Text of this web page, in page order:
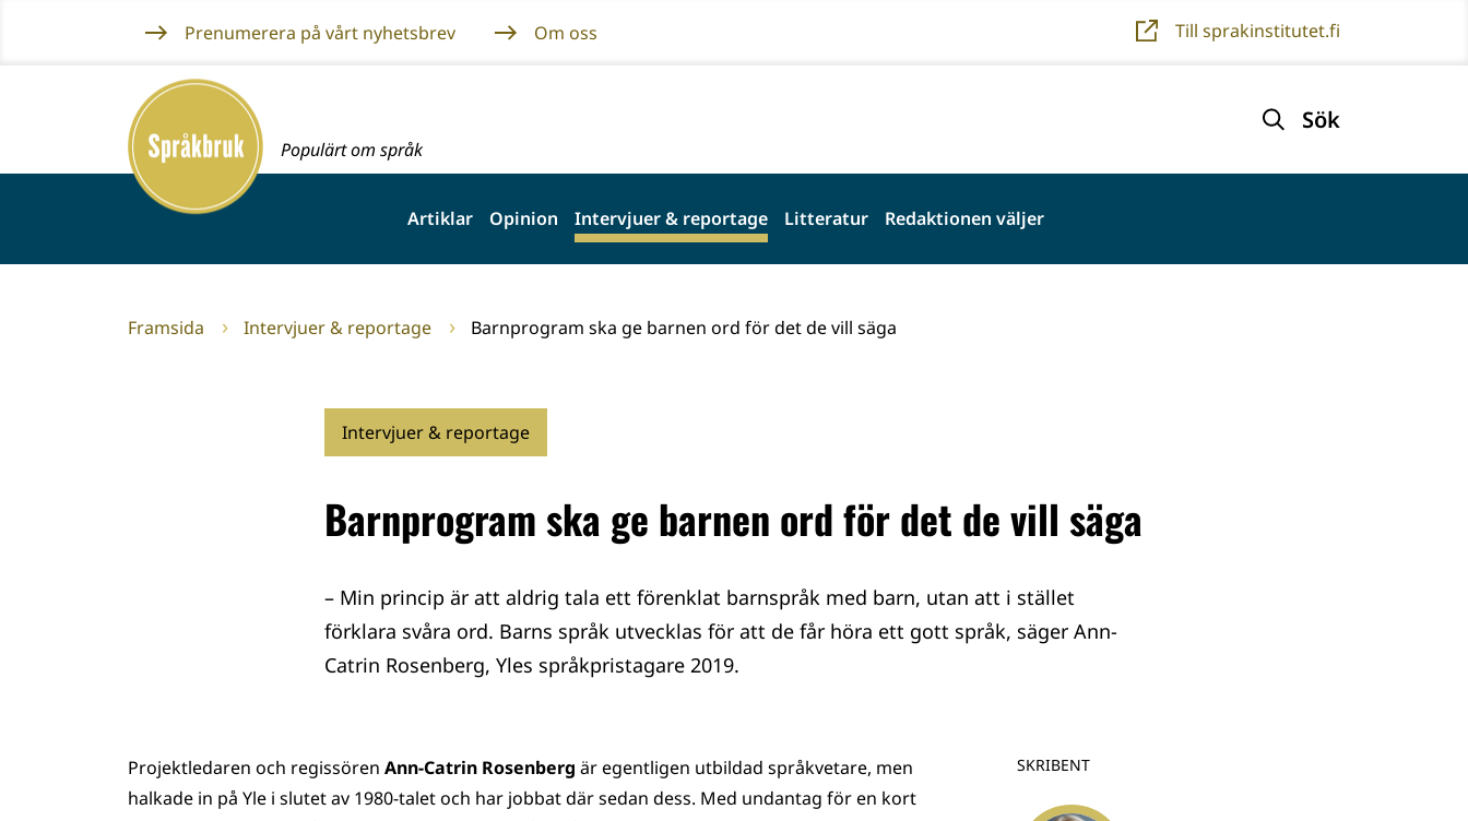
innehållet
Prenumerera på vårt nyhetsbrev Om oss Till sprakinstitutet.fi
Framsida
Populärt om språk
Sök
Artiklar Opinion Intervjuer & reportage Litteratur Redaktionen väljer
Framsida Intervjuer & reportage Barnprogram ska ge barnen ord för det de vill säga
Intervjuer & reportage
Barnprogram ska ge barnen ord för det de vill säga
– Min princip är att aldrig tala ett förenklat barnspråk med barn, utan att i stället
förklara svåra ord. Barns språk utvecklas för att de får höra ett gott språk, säger Ann-
Catrin Rosenberg, Yles språkpristagare 2019.
SKRIBENT
Projektledaren och regissören Ann-Catrin Rosenberg är egentligen utbildad språkvetare, men
halkade in på Yle i slutet av 1980-talet och har jobbat där sedan dess. Med undantag för en kort